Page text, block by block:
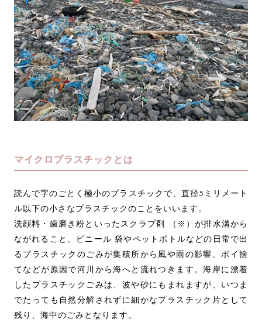
マイクロプラスチックとは
読んで字のごとく極小のプラスチックで、直径5ミリメート
ル以下の小さなプラスチックのことをいいます。
洗顔料・歯磨き粉といったスクラブ剤 （※）が排水溝から
ながれること、ビニール 袋やペットボトルなどの日常で出
るプラスチックのごみが集積所から風や雨の影響、ポイ捨
てなどが原因で河川から海へと流れつきます。海岸に漂着
したプラスチックごみは、波や砂にもまれますが、いつま
でたっても自然分解されずに細かなプラスチック片として
残り、海中のごみとなります。